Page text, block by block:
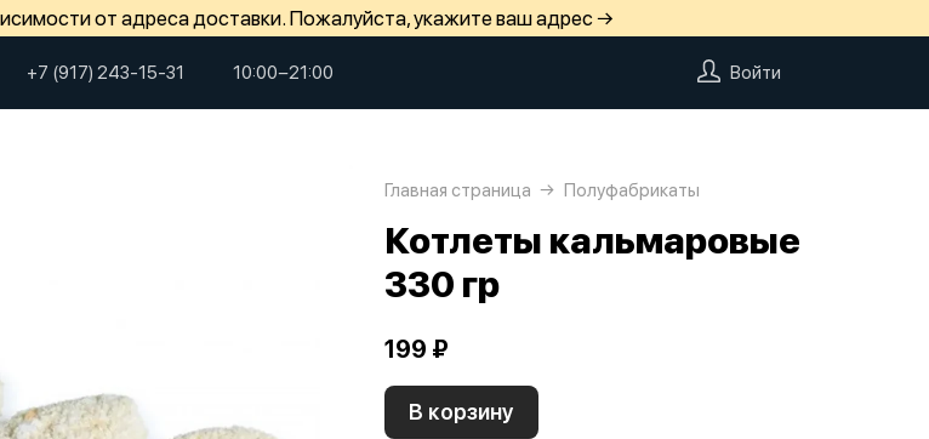
от адреса доставки. Пожалуйста, укажите ваш адрес →
+7 (917) 243-15-31 10:00−21:00 Войти
Главная страница Полуфабрикаты
Котлеты кальмаровые
330 гр
199 ₽
В корзину